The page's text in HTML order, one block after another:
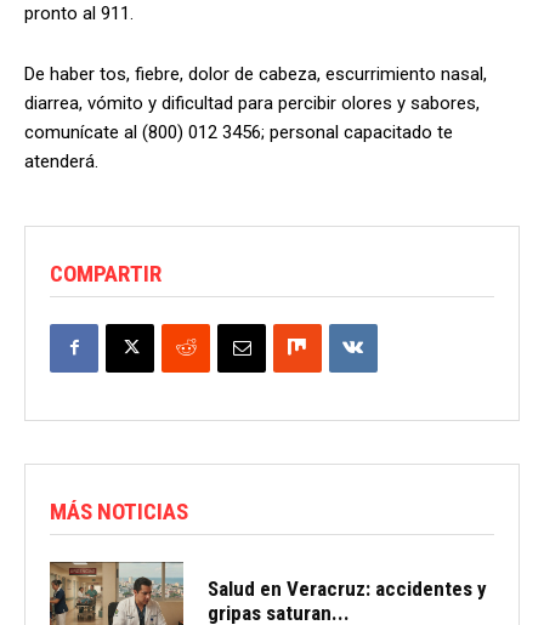
pronto al 911.
De haber tos, fiebre, dolor de cabeza, escurrimiento nasal,
diarrea, vómito y dificultad para percibir olores y sabores,
comunícate al (800) 012 3456; personal capacitado te
atenderá.
COMPARTIR
MÁS NOTICIAS
Salud en Veracruz: accidentes y
gripas saturan...